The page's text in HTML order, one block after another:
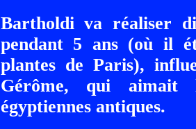
Bartholdi va réaliser
pendant 5 ans (où il
plantes de Paris),
Gérôme, qui aimait
égyptiennes antiques.